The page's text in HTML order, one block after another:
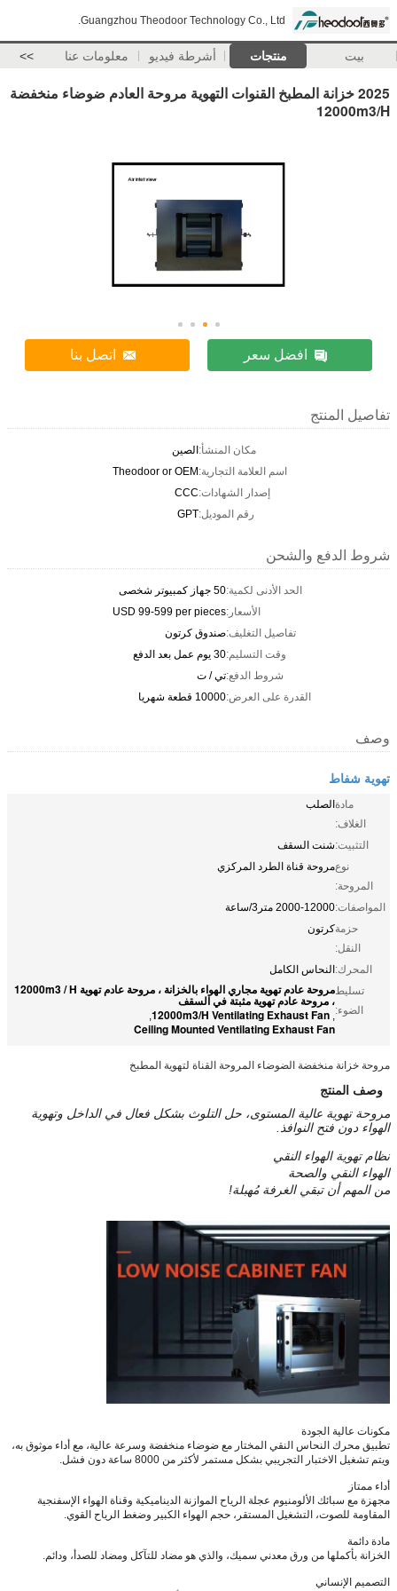
Guangzhou Theodoor Technology Co., Ltd.
بيت منتجات أشرطة فيديو معلومات عنا >>
2025 خزانة المطبخ القنوات التهوية مروحة العادم ضوضاء منخفضة
12000m3/H
افضل سعر اتصل بنا
تفاصيل المنتج
مكان المنشأ:الصين
اسم العلامة التجارية:Theodoor or OEM
إصدار الشهادات:CCC
رقم الموديل:GPT
شروط الدفع والشحن
الحد الأدنى لكمية:50 جهاز كمبيوتر شخصى
الأسعار:USD 99-599 per pieces
تفاصيل التغليف:صندوق كرتون
وقت التسليم:30 يوم عمل بعد الدفع
شروط الدفع:تي / ت
القدرة على العرض:10000 قطعة شهريا
وصف
تهوية شفاط
مادة
الغلاف:
الصلب
التثبيت:شنت السقف
نوع
المروحة:
مروحة قناة الطرد المركزي
المواصفات:2000-12000 متر3/ساعة
حزمة
النقل:
كرتون
المحرك:النحاس الكامل
تسليط
الضوء:
مروحة عادم تهوية مجاري الهواء بالخزانة ، مروحة عادم تهوية 12000m3 / H
، مروحة عادم تهوية مثبتة في السقف
,
12000m3/H Ventilating Exhaust Fan
,
Ceiling Mounted Ventilating Exhaust Fan
مروحة خزانة منخفضة الضوضاء المروحة القناة لتهوية المطبخ
وصف المنتج
مروحة تهوية عالية المستوى، حل التلوث بشكل فعال في الداخل وتهوية
الهواء دون فتح النوافذ.
نظام تهوية الهواء النقي
الهواء النقي والصحة
من المهم أن تبقي الغرفة مُهبلة!
مكونات عالية الجودة
تطبيق محرك النحاس النقي المختار مع ضوضاء منخفضة وسرعة عالية، مع أداء موثوق به،
ويتم تشغيل الاختبار التجريبي بشكل مستمر لأكثر من 8000 ساعة دون فشل.
أداء ممتاز
مجهزة مع سبائك الألومنيوم عجلة الرياح الموازنة الديناميكية وقناة الهواء الإسفنجية
المقاومة للصوت، التشغيل المستقر، حجم الهواء الكبير وضغط الرياح القوي.
مادة دائمة
الخزانة بأكملها من ورق معدني سميك، والذي هو مضاد للتآكل ومضاد للصدأ، ودائم.
التصميم الإنساني